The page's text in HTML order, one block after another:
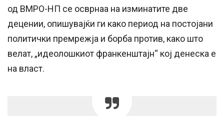
од ВМРО-НП се осврнаа на изминатите две
децении, опишувајќи ги како период на постојани
политички премрежја и борба против, како што
велат, „идеолошкиот франкенштајн“ кој денеска е
на власт.